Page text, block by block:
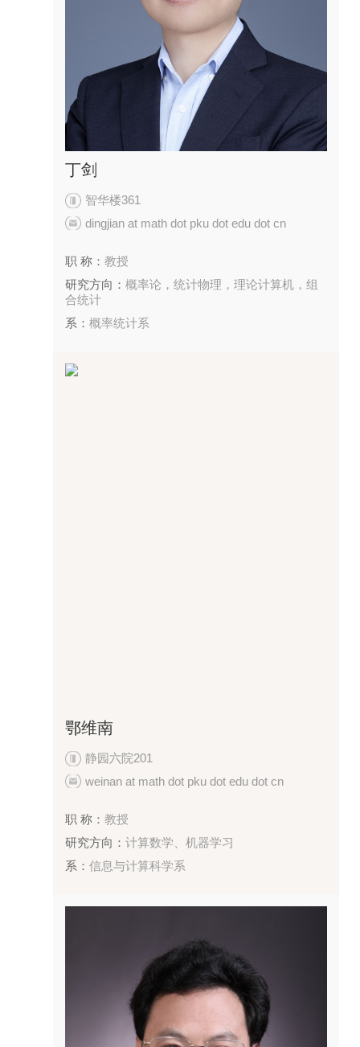
丁剑
智华楼361
dingjian at math dot pku dot edu dot cn
职 称：教授
研究方向：概率论，统计物理，理论计算机，组
合统计
系：概率统计系
鄂维南
静园六院201
weinan at math dot pku dot edu dot cn
职 称：教授
研究方向：计算数学、机器学习
系：信息与计算科学系